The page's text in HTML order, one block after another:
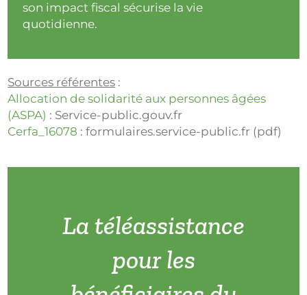
son impact fiscal sécurise la vie
quotidienne.
Sources référentes :
Allocation de solidarité aux personnes âgées
(ASPA) : Service-public.gouv.fr
Cerfa_16078 : formulaires.service-public.fr (pdf)
La téléassistance
pour les